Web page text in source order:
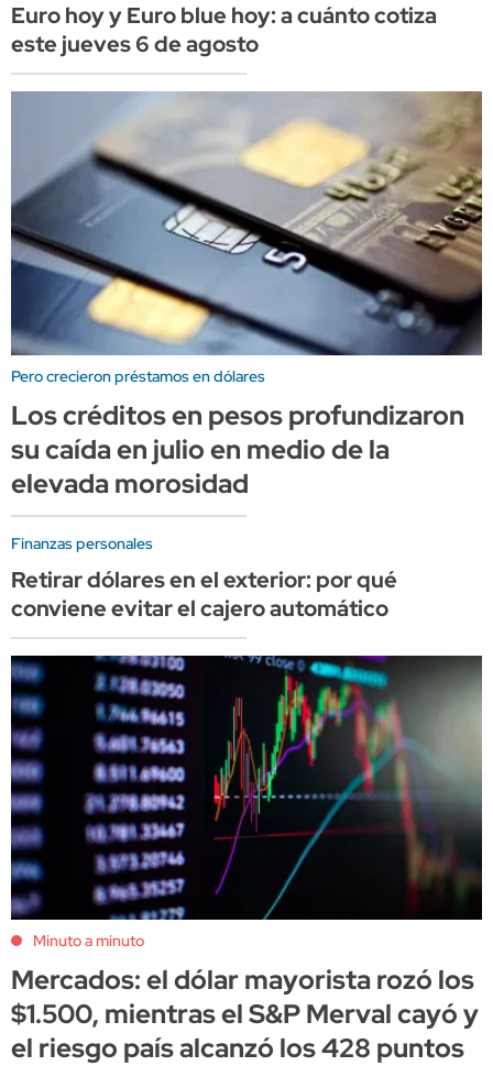
Euro hoy y Euro blue hoy: a cuánto cotiza
este jueves 6 de agosto
Pero crecieron préstamos en dólares
Los créditos en pesos profundizaron
su caída en julio en medio de la
elevada morosidad
Finanzas personales
Retirar dólares en el exterior: por qué
conviene evitar el cajero automático
Minuto a minuto
Mercados: el dólar mayorista rozó los
$1.500, mientras el S&P Merval cayó y
el riesgo país alcanzó los 428 puntos